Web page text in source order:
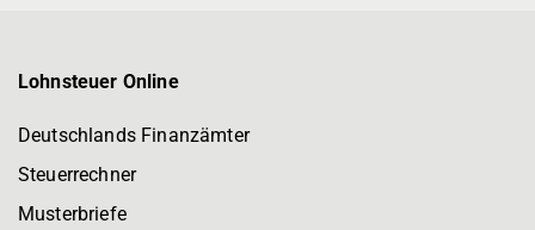
Lohnsteuer Online
Deutschlands Finanzämter
Steuerrechner
Musterbriefe